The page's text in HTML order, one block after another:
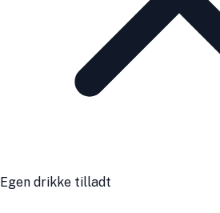
Egen drikke tilladt